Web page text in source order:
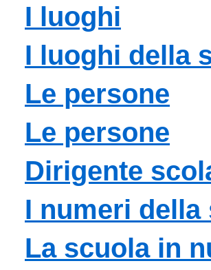
I luoghi
I luoghi della
Le persone
Le persone
Dirigente
I numeri della
La scuola in